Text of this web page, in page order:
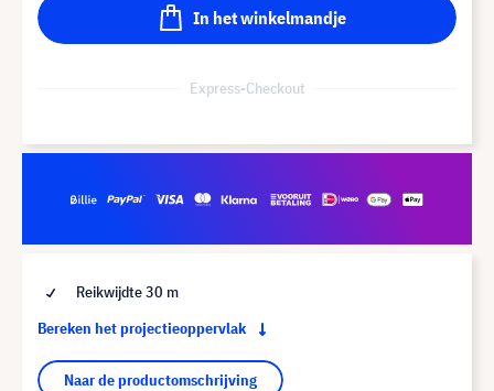
In het winkelmandje
Express-Checkout
Reikwijdte 30 m
Bereken het projectieoppervlak
Naar de productomschrijving